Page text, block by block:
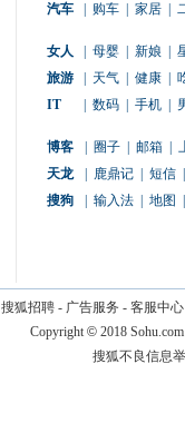
汽车
购车 家居
女人 母婴 新娘
旅游
天气 健康
IT
数码 手机
博客 圈子 邮箱
天龙
鹿鼎记 短信
搜狗
输入法 地图
搜狐招聘- 广告服务 - 客服中心
Copyright © 2018
搜狐不良信息